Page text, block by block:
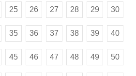
25 26 27 28 29 30
35 36 37 38 39 40
45 46 47 48 49 50